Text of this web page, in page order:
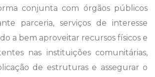
conjunta com órgãos públicos
parceria, serviços de interesse
a bem aproveitar recursos físicos e
nas instituições comunitárias,
de estruturas e assegurar o